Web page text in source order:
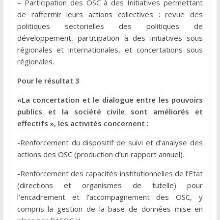
– Participation des OSC à des Initiatives permettant
de raffermir leurs actions collectives : revue des
politiques sectorielles des politiques de
développement, participation à des initiatives sous
régionales et internationales, et concertations sous
régionales.
Pour le résultat 3
«La concertation et le dialogue entre les pouvoirs
publics et la société civile sont améliorés et
effectifs », les activités concernent :
-Renforcement du dispositif de suivi et d’analyse des
actions des OSC (production d’un rapport annuel).
-Renforcement des capacités institutionnelles de l’Etat
(directions et organismes de tutelle) pour
l’encadrement et l’accompagnement des OSC, y
compris la gestion de la base de données mise en